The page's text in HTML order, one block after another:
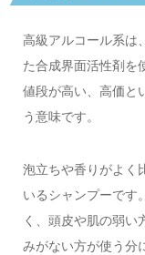
高級アルコール系は
た合成界面活性剤を
値段が高い、高価と
う意味です。
泡立ちや香りがよく
いるシャンプーです
く、頭皮や肌の弱い
みがない方が使う分